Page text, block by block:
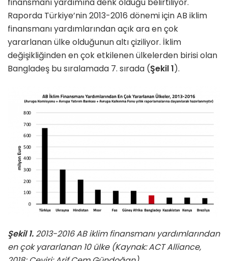
finansmanı yardımına denk olduğu belirtiliyor.
Raporda Türkiye’nin 2013-2016 dönemi için AB iklim
finansmanı yardımlarından açık ara en çok
yararlanan ülke olduğunun altı çiziliyor. İklim
değişikliğinden en çok etkilenen ülkelerden birisi olan
Bangladeş bu sıralamada 7. sırada (Şekil 1).
Şekil 1. 2013-2016 AB iklim finansmanı yardımlarından
en çok yararlanan 10 ülke (Kaynak: ACT Alliance,